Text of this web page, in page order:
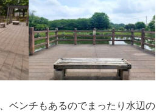
ベンチもあるのでまったり水辺の